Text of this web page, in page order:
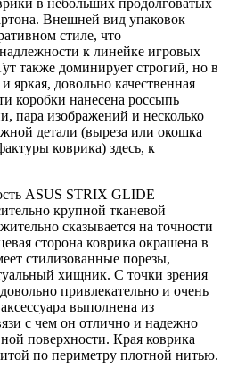
Внешней вид упаковок
стиле, что
к линейке игровых
также доминирует строгий, но в
яркая, довольно качественная
коробки нанесена россыпь
пара изображений и несколько
детали (выреза или окошка
коврика) здесь, к
ASUS STRIX GLIDE
крупной тканевой
сказывается на точности
сторона коврика окрашена в
стилизованные порезы,
хищник. С точки зрения
привлекательно и очень
выполнена из
с чем он отлично и надежно
поверхности. Края коврика
по периметру плотной нитью.